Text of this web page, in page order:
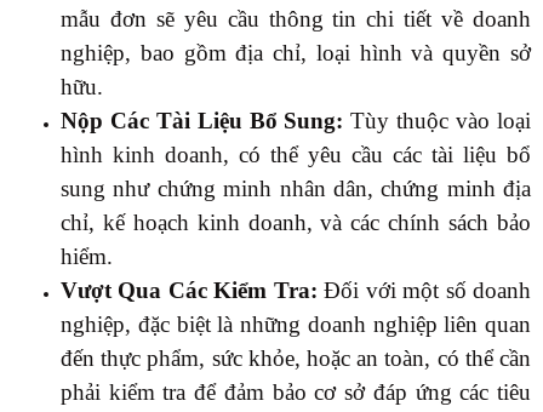
mẫu đơn sẽ yêu cầu thông tin chi tiết về doanh
nghiệp, bao gồm địa chỉ, loại hình và quyền sở
hữu.
Nộp Các Tài Liệu Bổ Sung: Tùy thuộc vào loại
hình kinh doanh, có thể yêu cầu các tài liệu bổ
sung như chứng minh nhân dân, chứng minh địa
chỉ, kế hoạch kinh doanh, và các chính sách bảo
hiểm.
Vượt Qua Các Kiểm Tra: Đối với một số doanh
nghiệp, đặc biệt là những doanh nghiệp liên quan
đến thực phẩm, sức khỏe, hoặc an toàn, có thể cần
phải kiểm tra để đảm bảo cơ sở đáp ứng các tiêu